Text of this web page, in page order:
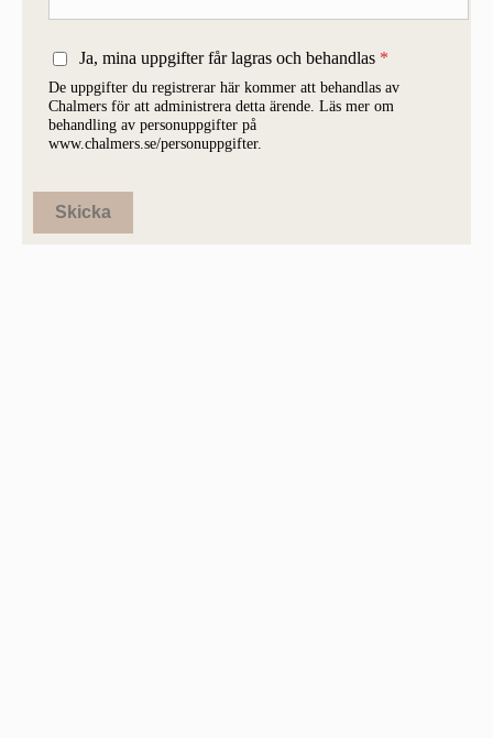
De uppgifter du registrerar här kommer att behandlas av
Chalmers för att administrera detta ärende. Läs mer om
behandling av personuppgifter på
www.chalmers.se/personuppgifter.
Ja, mina uppgifter får lagras och behandlas